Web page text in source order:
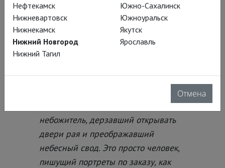
королевском дворце Гойю считают
хорошим исполнителем, его ценят
так же, как какого-нибудь
краснодеревщика или обойщика. От
сияния мастеров, перед которыми
небожитель, дерзавший открывать
двери рая и преображавший
небесный свод. Это просто человек,
пишущий портреты по заказу, как
Нефтекамск
Нижневартовск
Нижнекамск
Нижний Новгород
Нижний Тагил
Южно-Сахалинск
Южноуральск
Якутск
Ярославль
Отмена